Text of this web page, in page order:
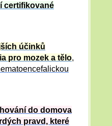
certifikované
účinků
pro mozek a tělo,
do domova
pravd, které